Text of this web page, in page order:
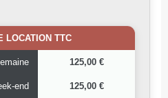
LOCATION TTC
125,00 €
end 125,00 €